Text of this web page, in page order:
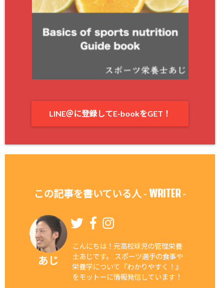
LINE＠に登録してE-bookをGET！
この記事を書いている人 - WRITER-
あじ
こんにちは！元高校球児の管理栄養
士あじです。 スポーツ選手の食事や
栄養学について『わかりやすく！』
をモットーに情報発信しています！